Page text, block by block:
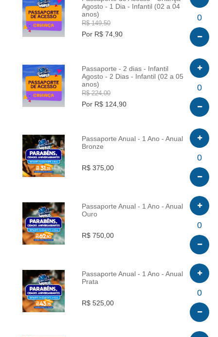
INFO
Agosto - 1 Dia - Infantil (02 a 04
anos)
R$ 149,50
Por R$ 74,90
0
INFO
Passaporte - 2 dias - Infantil
Agosto - 2 Dias - Infantil (02 a 05
anos)
R$ 224,00
Por R$ 124,90
0
INFO
Passaporte Anual - 1 Ano - Anual
Bronze
R$ 375,00
0
INFO
Passaporte Anual - 1 Ano - Anual
Ouro
R$ 750,00
0
INFO
Passaporte Anual - 1 Ano - Anual
Prata
R$ 525,00
0